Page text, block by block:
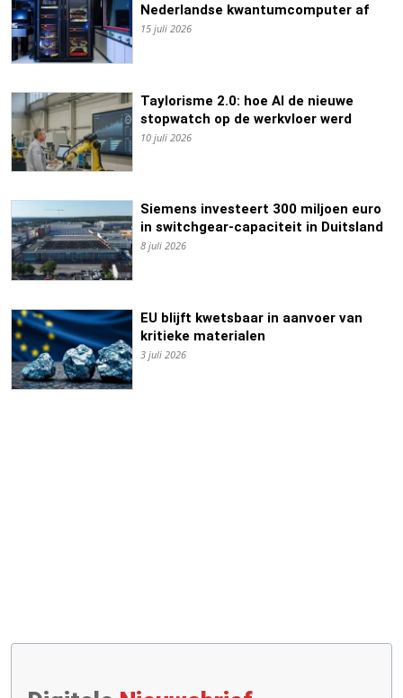
Nederlandse kwantumcomputer af
15 juli 2026
Taylorisme 2.0: hoe AI de nieuwe
stopwatch op de werkvloer werd
10 juli 2026
Siemens investeert 300 miljoen euro
in switchgear-capaciteit in Duitsland
8 juli 2026
EU blijft kwetsbaar in aanvoer van
kritieke materialen
3 juli 2026